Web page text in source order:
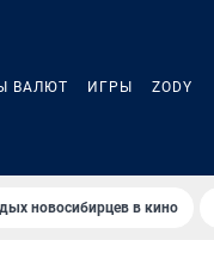
ВАЛЮТ ИГРЫ ZODY
новосибирцев в кино